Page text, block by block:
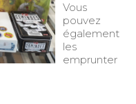
Vous
pouvez
également
les
emprunter